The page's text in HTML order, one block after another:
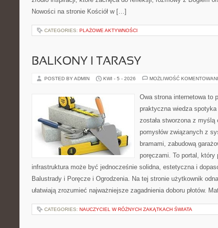
Nowości na stronie Kościół w […]
CATEGORIES: PLAŻOWE AKTYWNOŚCI
BALKONY I TARASY
POSTED BY ADMIN KWI - 5 - 2026 MOŻLIWOŚĆ
Owa strona internetowa to
praktyczna wiedza
została stworzona z
pomysłów związanych z
bramami, zabudową
poręczami. To portal, który
infrastruktura może być jednocześnie solidna, estetyczna i
Balustrady i Poręcze i Ogrodzenia. Na tej stronie użytkownik
ułatwiają zrozumieć najważniejsze zagadnienia doboru płotów.
CATEGORIES: NAUCZYCIEL W RÓŻNYCH ZAKĄTKACH ŚWIATA